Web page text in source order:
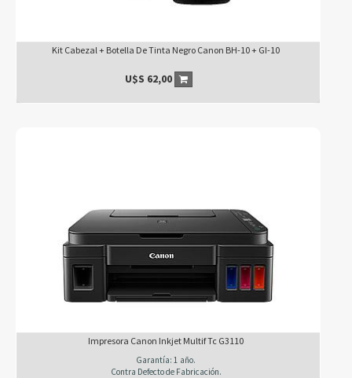
Kit Cabezal + Botella De Tinta Negro Canon BH-10 + GI-10
U$S 62,00
Impresora Canon Inkjet Multif Tc G3110
Garantía: 1 año.
Contra Defecto de Fabricación.